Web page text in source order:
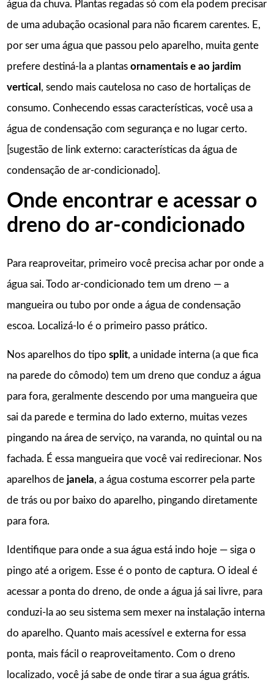
água da chuva. Plantas regadas só com ela podem precisar
de uma adubação ocasional para não ficarem carentes. E,
por ser uma água que passou pelo aparelho, muita gente
prefere destiná-la a plantas ornamentais e ao jardim
vertical , sendo mais cautelosa no caso de hortaliças de
consumo. Conhecendo essas características, você usa a
água de condensação com segurança e no lugar certo.
[sugestão de link externo: características da água de
condensação de ar-condicionado].
Onde encontrar e acessar o
dreno do ar-condicionado
Para reaproveitar, primeiro você precisa achar por onde a
água sai. Todo ar-condicionado tem um dreno — a
mangueira ou tubo por onde a água de condensação
escoa. Localizá-lo é o primeiro passo prático.
Nos aparelhos do tipo split, a unidade interna (a que fica
na parede do cômodo) tem um dreno que conduz a água
para fora, geralmente descendo por uma mangueira que
sai da parede e termina do lado externo, muitas vezes
pingando na área de serviço, na varanda, no quintal ou na
fachada. É essa mangueira que você vai redirecionar. Nos
aparelhos de janela, a água costuma escorrer pela parte
de trás ou por baixo do aparelho, pingando diretamente
para fora.
Identifique para onde a sua água está indo hoje — siga o
pingo até a origem. Esse é o ponto de captura. O ideal é
acessar a ponta do dreno, de onde a água já sai livre, para
conduzi-la ao seu sistema sem mexer na instalação interna
do aparelho. Quanto mais acessível e externa for essa
ponta, mais fácil o reaproveitamento. Com o dreno
localizado, você já sabe de onde tirar a sua água grátis.